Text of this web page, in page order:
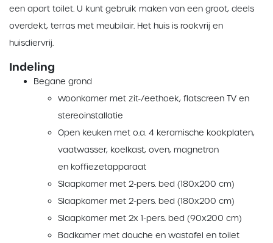
een apart toilet. U kunt gebruik maken van een groot, deels
overdekt, terras met meubilair. Het huis is rookvrij en
huisdiervrij.
Indeling
Begane grond
Woonkamer met zit-/eethoek, flatscreen TV en
stereoinstallatie
Open keuken met o.a. 4 keramische kookplaten,
vaatwasser, koelkast, oven, magnetron
en koffiezetapparaat
Slaapkamer met 2-pers. bed (180x200 cm)
Slaapkamer met 2-pers. bed (180x200 cm)
Slaapkamer met 2x 1-pers. bed (90x200 cm)
Badkamer met douche en wastafel en toilet